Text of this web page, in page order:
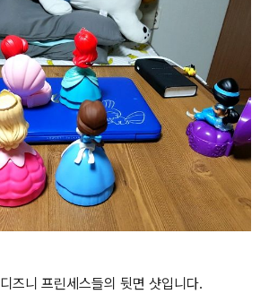
즈니 프린세스들의 뒷면 샷입니다.